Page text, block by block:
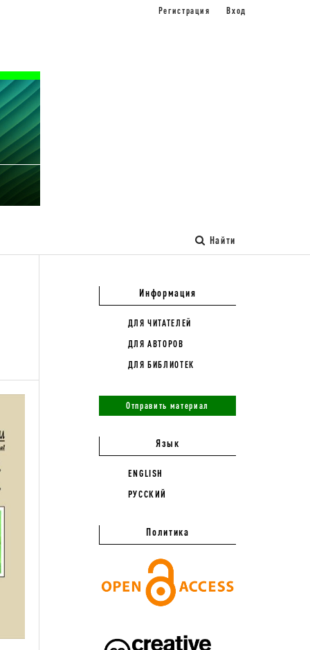
Найти
Регистрация Вход
Информация
ДЛЯ ЧИТАТЕЛЕЙ
ДЛЯ АВТОРОВ
ДЛЯ БИБЛИОТЕК
Отправить материал
Язык
ENGLISH
РУССКИЙ
Политика